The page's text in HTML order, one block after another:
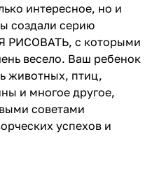
интересное, но и
создали серию
РИСОВАТЬ, с которыми
весело. Ваш ребенок
животных, птиц,
и многое другое,
советами
успехов и